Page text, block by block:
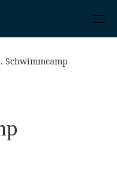
Schwimmcamp